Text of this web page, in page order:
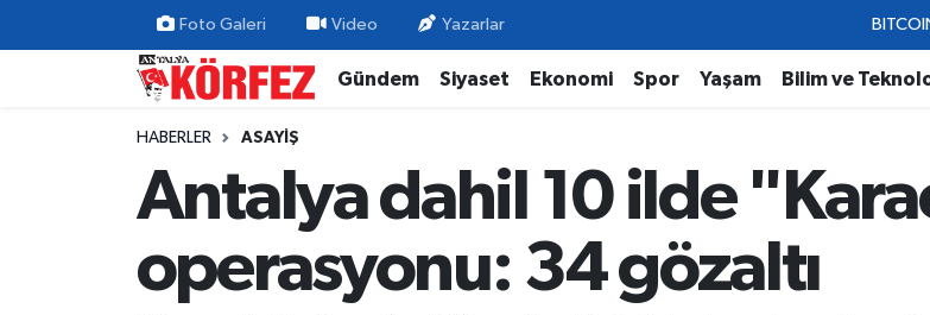
Foto Galeri Video Yazarlar
Gündem Siyaset Ekonomi Spor Yaşam Bilim ve
HABERLER ASAYIŞ
Antalya dahil 10 ilde
operasyonu: 34 gözaltı
Gündem
Yerel Yönetim
Ekonomi
Nöbetçi Eczaneler
Trafik Durumu
Süper Lig Puan Durumu ve Fikstür